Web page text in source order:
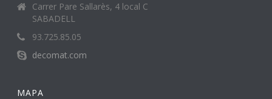
Carrer Pare Sallarès, 4 local C
SABADELL
93.725.85.05
decomat.com
MAPA